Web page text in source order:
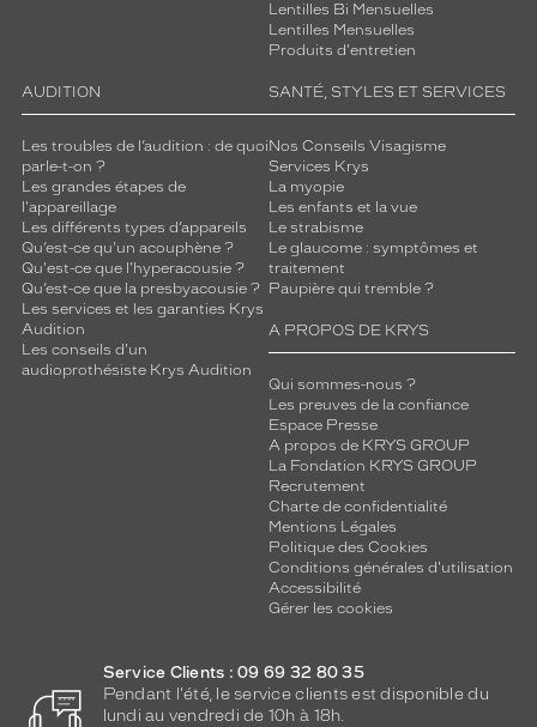
Lentilles Bi Mensuelles
Lentilles Mensuelles
Produits d'entretien
AUDITION
Les troubles de l’audition : de quoi
parle-t-on ?
Les grandes étapes de
l'appareillage
Les différents types d’appareils
Qu’est-ce qu'un acouphène ?
Qu'est-ce que l'hyperacousie ?
Qu’est-ce que la presbyacousie ?
Les services et les garanties Krys
Audition
Les conseils d'un
audioprothésiste Krys Audition
SANTÉ, STYLES ET SERVICES
Nos Conseils Visagisme
Services Krys
La myopie
Les enfants et la vue
Le strabisme
Le glaucome : symptômes et
traitement
Paupière qui tremble ?
A PROPOS DE KRYS
Qui sommes-nous ?
Les preuves de la confiance
Espace Presse
A propos de KRYS GROUP
La Fondation KRYS GROUP
Recrutement
Charte de confidentialité
Mentions Légales
Politique des Cookies
Conditions générales d'utilisation
Accessibilité
Gérer les cookies
Service Clients : 09 69 32 80 35
Pendant l'été, le service clients est disponible du
lundi au vendredi de 10h à 18h.